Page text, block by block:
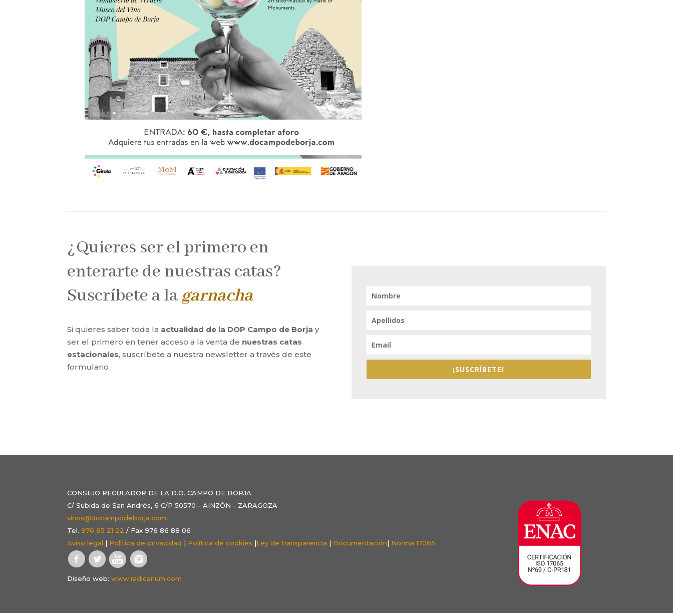
¿Quieres ser el primero en
enterarte de nuestras catas?
Suscríbete a lagarnacha
Si quieres saber toda la actualidad de la DOP Campo de Borja y
ser el primero en tener acceso a la venta de nuestras catas
estacionales, suscríbete a nuestra newsletter a través de este
formulario
¡SUSCRÍBETE!
CONSEJO REGULADOR DE LA D.O. CAMPO DE BORJA
C/ Subida de San Andrés, 6 C/P 50570 - AINZÓN - ZARAGOZA
vinos@docampodeborja.com
Tel.976 85 21 22 / Fax 976 86 88 06
Aviso legal | Política de privacidad | Política de cookies |Ley de transparencia | Documentación| Norma 17065
Diseño web:www.radicarium.com